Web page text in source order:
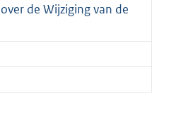
de Wijziging van de